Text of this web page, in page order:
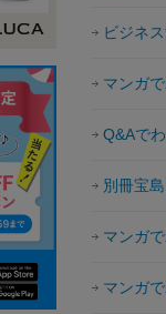
ビジネ
マンガ
Q&Aで
別冊宝
マンガ
マンガ